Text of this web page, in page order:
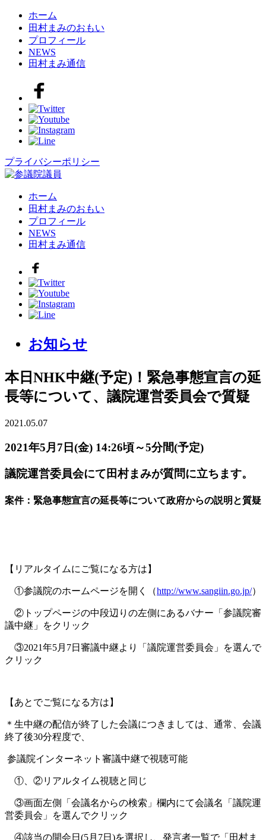
ホーム
田村まみのおもい
プロフィール
NEWS
田村まみ通信
プライバシーポリシー
ホーム
田村まみのおもい
プロフィール
NEWS
田村まみ通信
お知らせ
本日NHK中継(予定)！緊急事態宣言の延
長等について、議院運営委員会で質疑
2021.05.07
2021年5月7日(金) 14:26頃～5分間(予定)
議院運営委員会にて田村まみが質問に立ちます。
案件：緊急事態宣言の延長等について政府からの説明と質疑
【リアルタイムにご覧になる方は】
①参議院のホームページを開く（http://www.sangiin.go.jp/）
②トップページの中段辺りの左側にあるバナー「参議院審
議中継」をクリック
③2021年5月7日審議中継より「議院運営委員会」を選んで
クリック
【あとでご覧になる方は】
＊生中継の配信が終了した会議につきましては、通常、会議
終了後30分程度で、
参議院インターネット審議中継で視聴可能
①、②リアルタイム視聴と同じ
③画面左側「会議名からの検索」欄内にて会議名「議院運
営委員会」を選んでクリック
④該当の開会日(5月7日)を選択し、発言者一覧で「田村ま